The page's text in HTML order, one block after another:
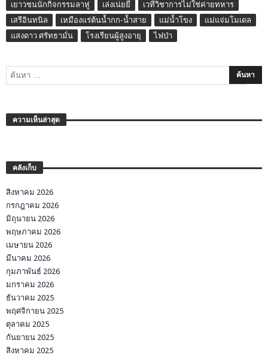
เยาวชนนักกิจกรรมลาหู่
เล่งเน่ยยี่
เวทีวิชาการไม่ใช่ค่ายทหาร
เสรีอินทนิล
เหมืองแร่ต้นน้ำกก-น้ำสาย แม่น้ำโขง
แม่แจ่มโมเดล
แสงดาว ศรัทธามั่น
โรงเรียนผู้สูงอายุ ไฟป่า
ความเห็นล่าสุด
คลังเก็บ
สิงหาคม 2026
กรกฎาคม 2026
มิถุนายน 2026
พฤษภาคม 2026
เมษายน 2026
มีนาคม 2026
กุมภาพันธ์ 2026
มกราคม 2026
ธันวาคม 2025
พฤศจิกายน 2025
ตุลาคม 2025
กันยายน 2025
สิงหาคม 2025